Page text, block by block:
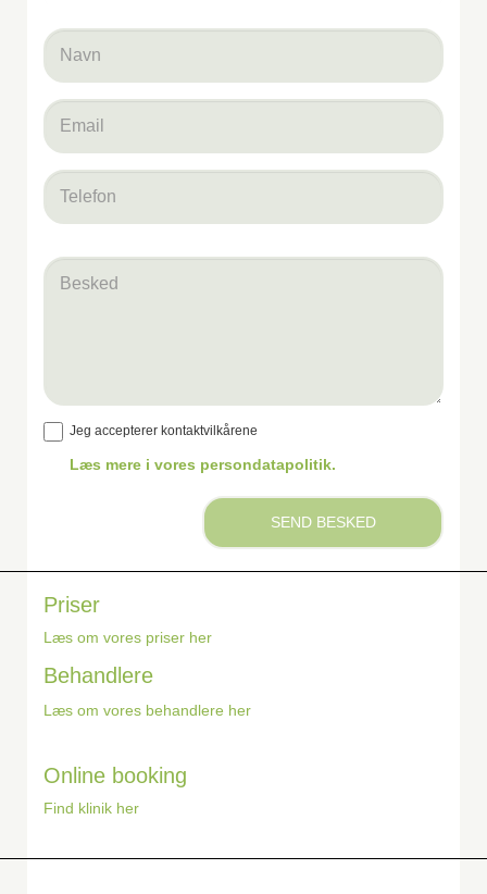
klinik
*
Navn
email
BeskedJeg accepterer kontaktvilkårene
Læs mere i vores persondatapolitik.
SEND BESKED
Priser
Læs om vores priser her
Behandlere
Læs om vores behandlere her
Online booking
Find klinik her